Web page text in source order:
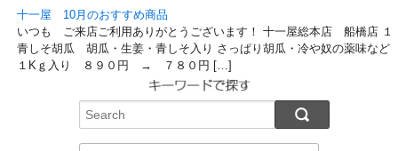
十一屋 10月のおすすめ商品
いつも ご来店ご利用ありがとうございます！ 十一屋総本店 船橋店 １
青しそ胡瓜 胡瓜・生姜・青しそ入り さっぱり胡瓜・冷や奴の薬味など
１Kｇ入り ８９０円 → ７８０円 […]